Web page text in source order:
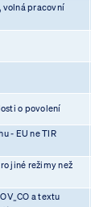
volná pracovní
o povolení
- EU ne TIR
jiné režimy než
a textu